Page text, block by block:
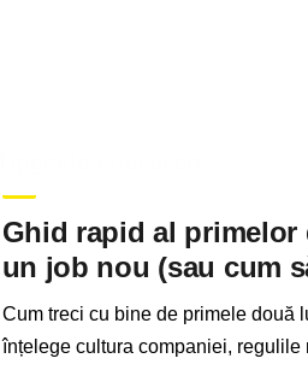
Ghid rapid al primelor
un job nou (sau cum
afară)
Cum treci cu bine de primele două
înțelege cultura companiei, regulile